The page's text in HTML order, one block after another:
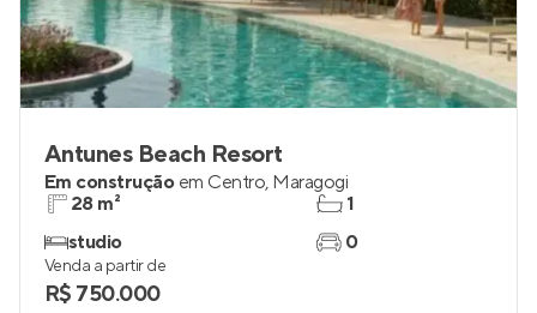
Antunes Beach Resort
Em construção em Centro, Maragogi
28 m²
studio
1
0
Venda a partir de
R$ 750.000